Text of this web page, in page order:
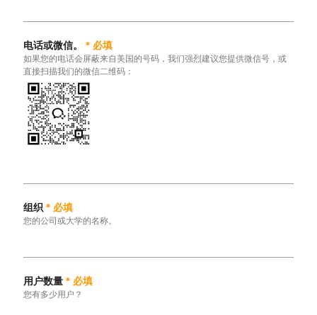
电话或微信。 * 必填
如果您的电话会屏蔽来自美国的号码，我们强烈建议您提供微信号，或
直接扫描我们的微信二维码：
组织* 必填
您的公司或大学的名称。
用户数量* 必填
您有多少用户？